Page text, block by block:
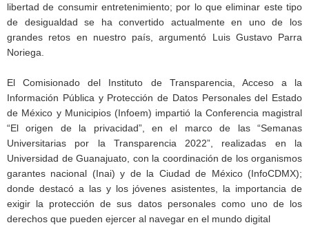
libertad de consumir entretenimiento; por lo que eliminar este tipo
de desigualdad se ha convertido actualmente en uno de los
grandes retos en nuestro país, argumentó Luis Gustavo Parra
Noriega.
El Comisionado del Instituto de Transparencia, Acceso a la
Información Pública y Protección de Datos Personales del Estado
de México y Municipios (Infoem) impartió la Conferencia magistral
“El origen de la privacidad”, en el marco de las “Semanas
Universitarias por la Transparencia 2022”, realizadas en la
Universidad de Guanajuato, con la coordinación de los organismos
garantes nacional (Inai) y de la Ciudad de México (InfoCDMX);
donde destacó a las y los jóvenes asistentes, la importancia de
exigir la protección de sus datos personales como uno de los
derechos que pueden ejercer al navegar en el mundo digital